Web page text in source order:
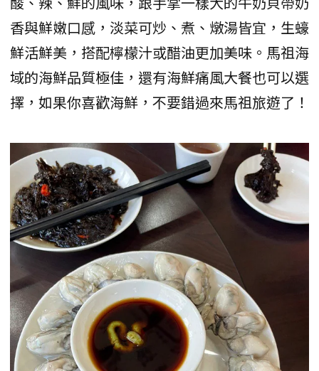
香與鮮嫩口感，淡菜可炒、煮、燉湯皆宜，生蠔
鮮活鮮美，搭配檸檬汁或醋油更加美味。馬祖海
域的海鮮品質極佳，還有海鮮痛風大餐也可以選
擇，如果你喜歡海鮮，不要錯過來馬祖旅遊了！